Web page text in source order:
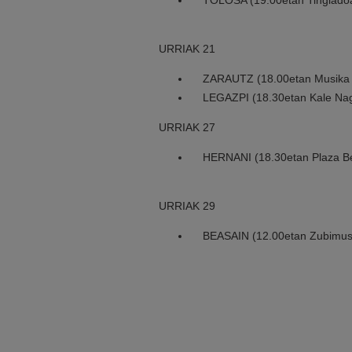
URRIAK 21
ZARAUTZ (18.00etan Musika
LEGAZPI (18.30etan Kale
URRIAK 27
HERNANI (18.30etan Plaza
URRIAK 29
BEASAIN (12.00etan